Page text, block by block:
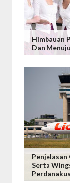
Himbauan
Dan
Serta